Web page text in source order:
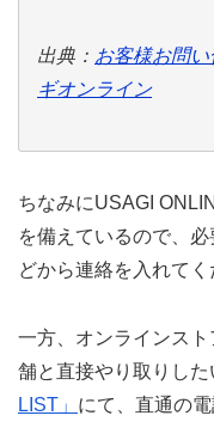
出典： お客様お問
ギオンライン
ちなみにUSAGI
を備えているので、必
どから連絡を入れてく
一方、オンラインス
舗と直接やり取りし
LIST」 にて、直通の